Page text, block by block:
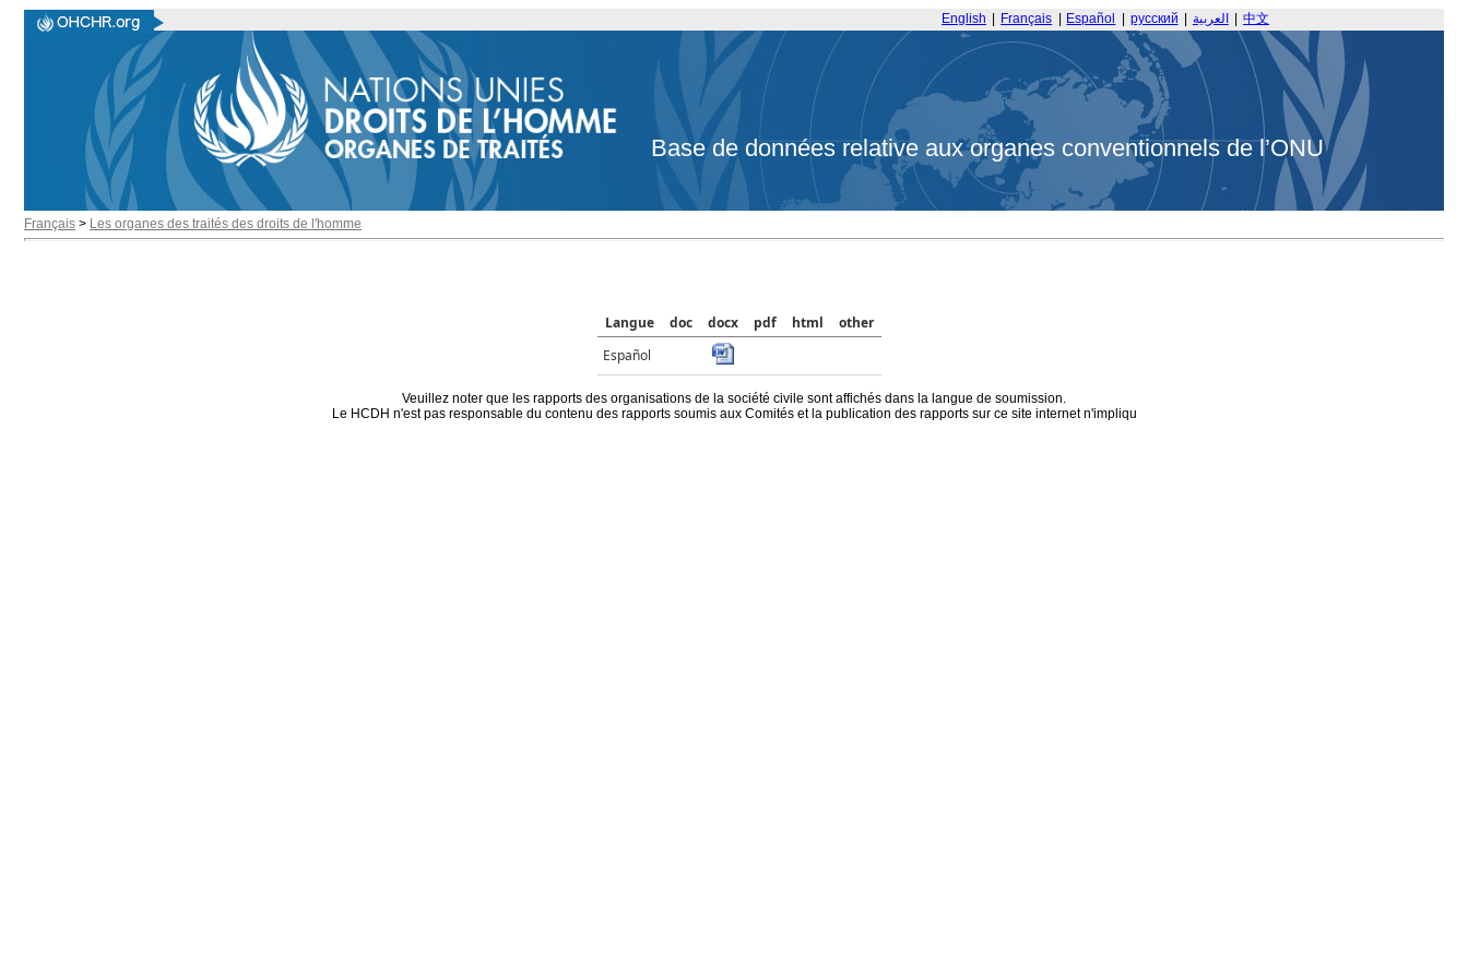
English Français Español русский العربية 中文
Base de données relative aux organes conventionnels de l’ONU
Français > Les organes des traités des droits de l'homme
Langue doc docx pdf html
other
Español
Veuillez noter que les rapports des organisations de la société civile sont affichés dans la langue de soumission.
Le HCDH n'est pas responsable du contenu des rapports soumis aux Comités et la publication des rapports sur ce site internet n'impliqu